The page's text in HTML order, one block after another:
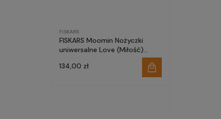
FISKARS
FISKARS Moomin Nożyczki
uniwersalne Love (Miłość)
134,00 zł